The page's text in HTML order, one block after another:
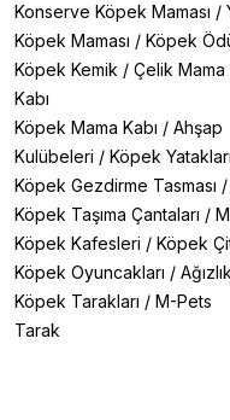
Konserve Köpek Maması /
Köpek Maması / Köpek
Köpek Kemik / Çelik Mama
Kabı
Köpek Mama Kabı / Ahşap
Kulübeleri / Köpek Yatakları
Köpek Gezdirme Tasması /
Köpek Taşıma Çantaları /
Köpek Kafesleri / Köpek
Köpek Oyuncakları /
Köpek Tarakları / M-Pets
Tarak